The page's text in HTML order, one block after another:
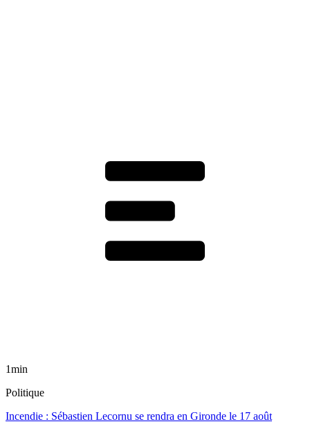
1min
Politique
Incendie : Sébastien Lecornu se rendra en Gironde le 17 août